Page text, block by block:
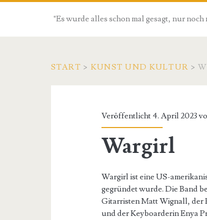
"Es wurde alles schon mal gesagt, nur
START > KUNST UND KULTUR >
Veröffentlicht 4. April 2023
Wargirl
Wargirl ist eine US-
gegründet wurde. Die Band
Gitarristen Matt Wignall, der
und der Keyboarderin Enya